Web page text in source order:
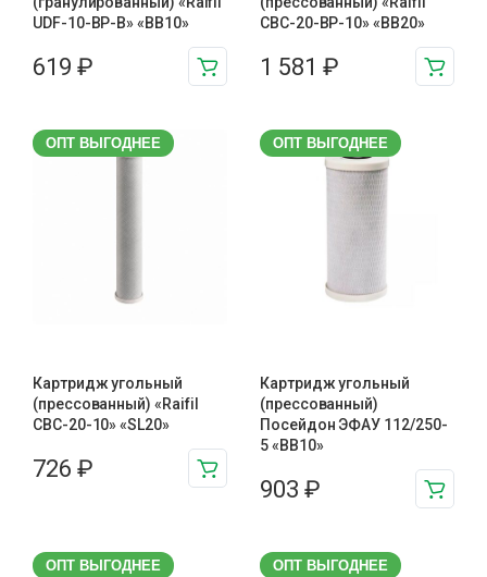
UDF-10-BP-B» «BB10»
619 ₽
CBC-20-BP-10» «BB20»
1 581 ₽
ОПТ ВЫГОДНЕЕ
Картридж угольный
(прессованный) «Raifil
CBC-20-10» «SL20»
726 ₽
ОПТ ВЫГОДНЕЕ
Картридж угольный
(прессованный)
Посейдон ЭФАУ 112/250-
5 «BB10»
903 ₽
ОПТ ВЫГОДНЕЕ ОПТ ВЫГОДНЕЕ